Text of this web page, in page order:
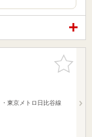
お気に入
りに追加
東京メトロ日比谷線